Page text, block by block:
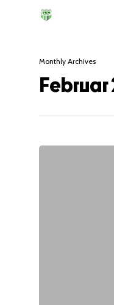
Monthly Archives
Februar